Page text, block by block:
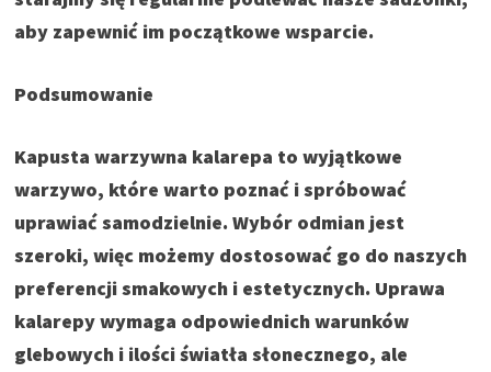
aby zapewnić im początkowe wsparcie.
Podsumowanie
Kapusta warzywna kalarepa to wyjątkowe
warzywo, które warto poznać i spróbować
uprawiać samodzielnie. Wybór odmian jest
szeroki, więc możemy dostosować go do naszych
preferencji smakowych i estetycznych. Uprawa
kalarepy wymaga odpowiednich warunków
glebowych i ilości światła słonecznego, ale